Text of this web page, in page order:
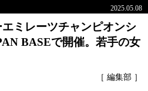
2025.05.08
エミレーツチャンピオンシ
BASEで開催。若手の女
［ 編集部 ］